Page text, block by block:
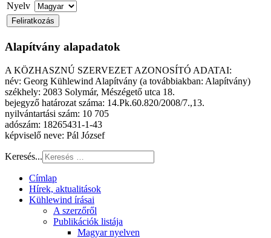
Nyelv
Alapítvány alapadatok
A KÖZHASZNÚ SZERVEZET AZONOSÍTÓ ADATAI:
név: Georg Kühlewind Alapítvány (a továbbiakban: Alapítvány)
székhely: 2083 Solymár, Mészégető utca 18.
bejegyző határozat száma: 14.Pk.60.820/2008/7.,13.
nyilvántartási szám: 10 705
adószám: 18265431-1-43
képviselő neve: Pál József
Keresés...
Címlap
Hírek, aktualitások
Kühlewind írásai
A szerzőről
Publikációk listája
Magyar nyelven